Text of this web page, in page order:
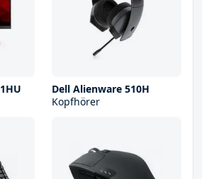
Dell Alienware 510H
Kopfhörer